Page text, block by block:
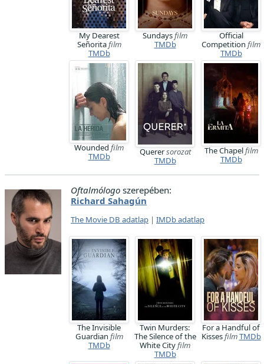
My Dearest
Señoritafilm
TMDb
Sundaysfilm
TMDb
Official
Competition film
TMDb
Wounded film
TMDb
Querersorozat
TMDb
The Chapelfilm
TMDb
Oftalmólogo szerepében:
Richard Sahagún
The Movie DB adatlap | IMDb adatlap
The Invisible
Guardian film
TMDb
Twin Murders:
The Silence of the
White Cityfilm
TMDb
For a Handful of
KissesfilmTMDb